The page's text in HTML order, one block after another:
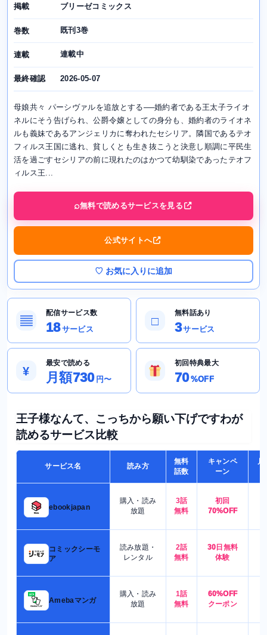
掲載 ブリーゼコミックス
巻数 既刊3巻
連載 連載中
最終確認 2026-05-07
母娘共々 パーシヴァルを追放とする──婚約者である王太子ライオ
ネルにそう告げられ、公爵令嬢としての身分も、婚約者のライオネ
ルも義妹であるアンジェリカに奪われたセシリア。隣国であるテオ
フィルス王国に逃れ、貧しくとも生き抜こうと決意し順調に平民生
活を過ごすセシリアの前に現れたのはかつて幼馴染であったテオフ
ィルス王...
無料で読めるサービスを見る
公式サイトへ
♡ お気に入りに追加
▤
配信サービス数
18サービス
□
無料話あり
3サービス
¥
最安で読める
月額730 円〜
初回特典最大
70%OFF
王子様なんて、こっちから願い下げですわが
読めるサービス比較
サービス名 読み方
無料
話数
キャンペ
ーン
月
ebookjapan
購入・読み
放題
3話
無料
初回
70%OFF
コミックシーモ
ア
読み放題・
レンタル
2話
無料
30日無料
体験
Amebaマンガ
購入・読み
放題
1話
無料
60%OFF
クーポン